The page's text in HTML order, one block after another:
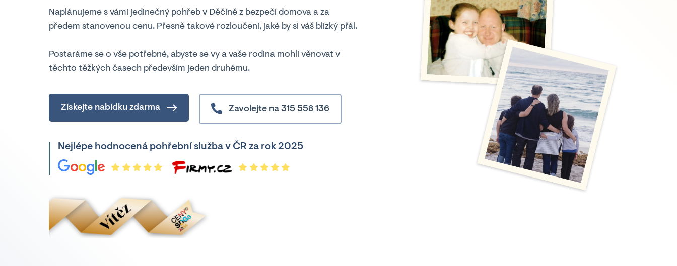
Naplánujeme s vámi jedinečný pohřeb v Děčíně z bezpečí domova a za
předem stanovenou cenu. Přesně takové rozloučení, jaké by si váš blízký přál.
Postaráme se o vše potřebné, abyste se vy a vaše rodina mohli věnovat v
těchto těžkých časech především jeden druhému.
Získejte nabídku zdarma Zavolejte na 315 558 136
Nejlépe hodnocená pohřební služba v ČR za rok 2025